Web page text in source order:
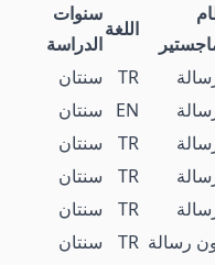
اللغة
سنوات
الدراسة
TR
سنتان
EN
سنتان
TR
سنتان
TR
سنتان
TR
سنتان
رسالة TR
سنتان